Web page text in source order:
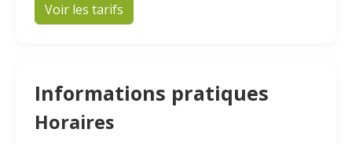
Voir les tarifs
Informations pratiques
Horaires